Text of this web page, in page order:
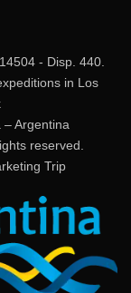
- Disp. 440.
in Los
Argentina
reserved.
Trip